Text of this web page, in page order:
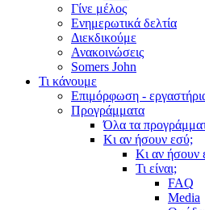
Γίνε μέλος
Ενημερωτικά δελτία
Διεκδικούμε
Ανακοινώσεις
Somers John
Τι κάνουμε
Επιμόρφωση -
Προγράμματα
Όλα τα
Κι αν ήσουν εσύ;
Κι αν ήσουν
Τι είναι;
FAQ
Media